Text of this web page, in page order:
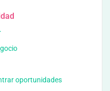
oportunidades